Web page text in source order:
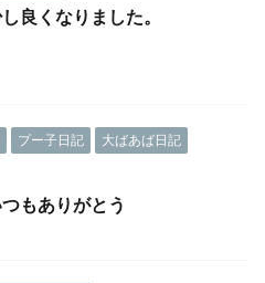
良くなりました。
プー子日記
大ばあば日記
もありがとう